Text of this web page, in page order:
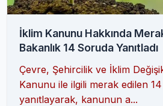
İklim Kanunu Hakkında
Bakanlık 14 Soruda Yanıtladı
Çevre, Şehircilik ve İklim
Kanunu ile ilgili merak edilen
yanıtlayarak, kanunun a...